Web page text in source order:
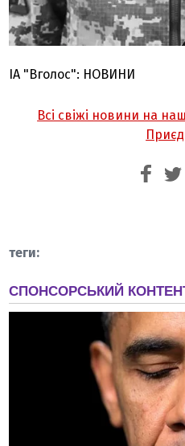
ІА "Вголос": НОВИНИ
Всі свіжі новини на